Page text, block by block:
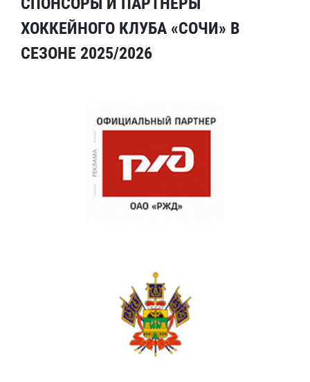
ХОККЕЙНОГО КЛУБА «СОЧИ» В
СЕЗОНЕ 2025/2026